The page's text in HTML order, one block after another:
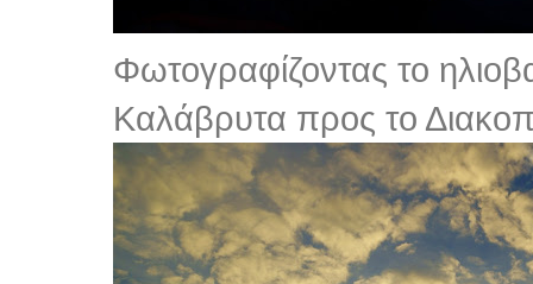
Φωτογραφίζοντας το
Καλάβρυτα προς το